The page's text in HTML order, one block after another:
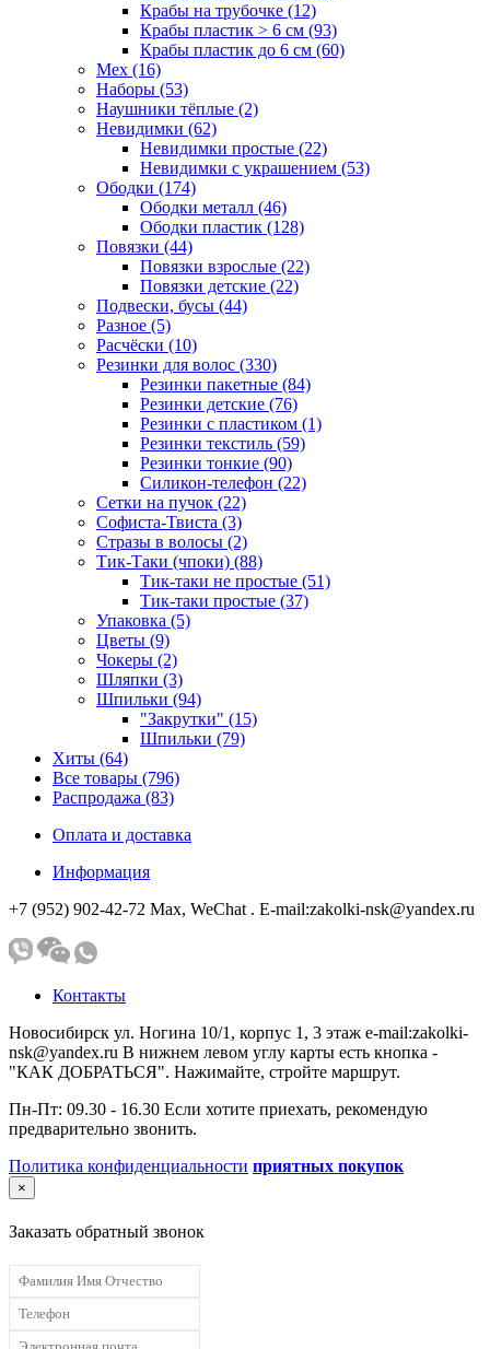
Крабы на трубочке (12)
Крабы пластик > 6 см (93)
Крабы пластик до 6 см (60)
Мех (16)
Наборы (53)
Наушники тёплые (2)
Невидимки (62)
Невидимки простые (22)
Невидимки с украшением (53)
Ободки (174)
Ободки металл (46)
Ободки пластик (128)
Повязки (44)
Повязки взрослые (22)
Повязки детские (22)
Подвески, бусы (44)
Разное (5)
Расчёски (10)
Резинки для волос (330)
Резинки пакетные (84)
Резинки детские (76)
Резинки с пластиком (1)
Резинки текстиль (59)
Резинки тонкие (90)
Силикон-телефон (22)
Сетки на пучок (22)
Софиста-Твиста (3)
Стразы в волосы (2)
Тик-Таки (чпоки) (88)
Тик-таки не простые (51)
Тик-таки простые (37)
Упаковка (5)
Цветы (9)
Чокеры (2)
Шляпки (3)
Шпильки (94)
"Закрутки" (15)
Шпильки (79)
Хиты (64)
Все товары (796)
Распродажа (83)
Оплата и доставка
Информация
+7 (952) 902-42-72 Мах, WeChat . E-mail:zakolki-nsk@yandex.ru
Контакты
Новосибирск ул. Ногина 10/1, корпус 1, 3 этаж e-mail:zakolki-
nsk@yandex.ru В нижнем левом углу карты есть кнопка -
"КАК ДОБРАТЬСЯ". Нажимайте, стройте маршрут.
Пн-Пт: 09.30 - 16.30 Если хотите приехать, рекомендую
предварительно звонить.
Политика конфиденциальности приятных покупок
×
Заказать обратный звонок